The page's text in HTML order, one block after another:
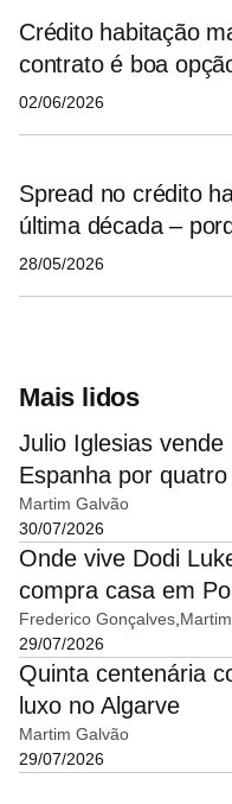
Crédito habitação
contrato é boa
02/06/2026
Spread no crédito
última década –
28/05/2026
Mais lidos
Julio Iglesias
Espanha por
Martim Galvão
30/07/2026
Onde vive Dodi
compra casa em
Frederico Gonçalves
29/07/2026
Quinta centenária
luxo no Algarve
Martim Galvão
29/07/2026